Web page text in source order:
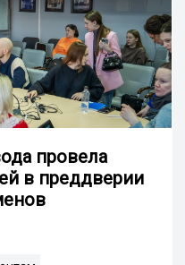
провела
в преддверии